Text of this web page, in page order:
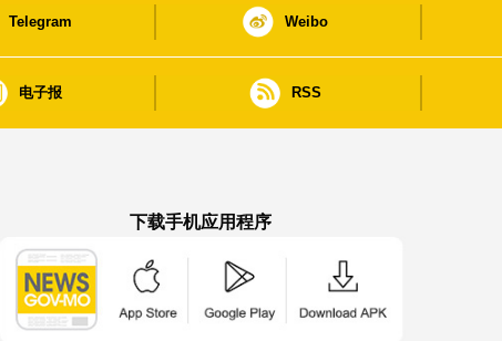
Telegram Weibo
电子报 RSS
下载手机应用程序